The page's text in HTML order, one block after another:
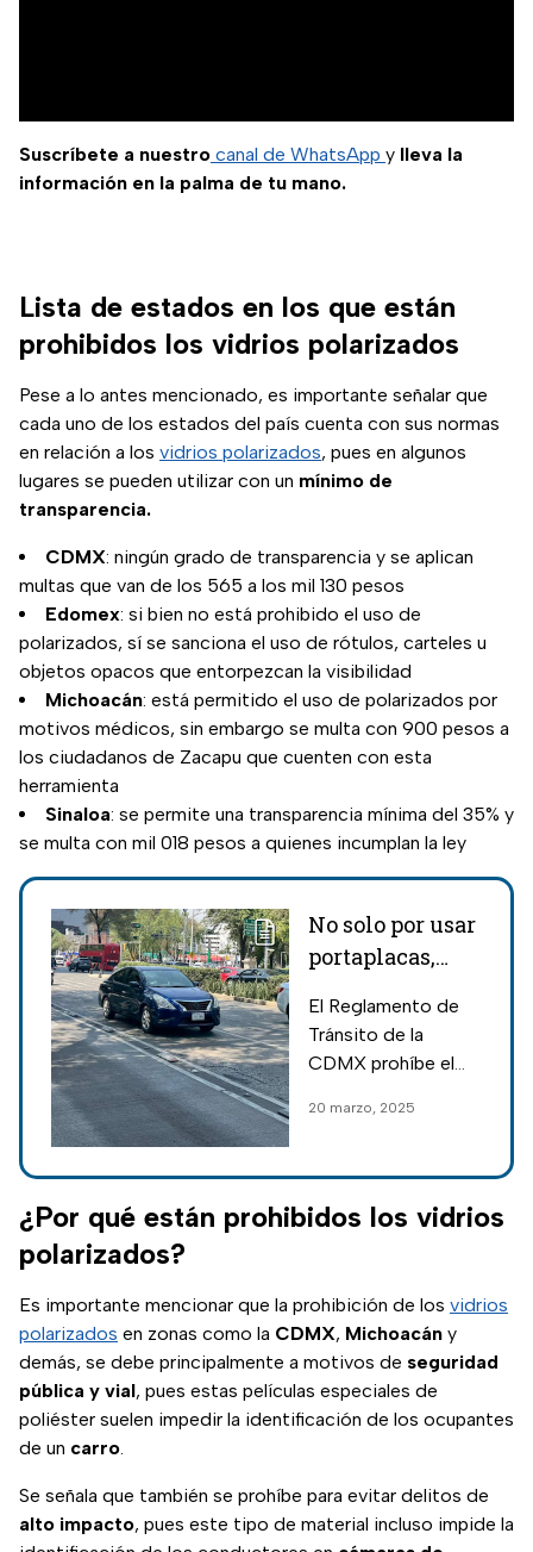
Suscríbete a nuestro canal de WhatsApp y lleva la
información en la palma de tu mano.
Lista de estados en los que están
prohibidos los vidrios polarizados
Pese a lo antes mencionado, es importante señalar que
cada uno de los estados del país cuenta con sus normas
en relación a los vidrios polarizados, pues en algunos
lugares se pueden utilizar con un mínimo de
transparencia.
CDMX: ningún grado de transparencia y se aplican
multas que van de los 565 a los mil 130 pesos
Edomex: si bien no está prohibido el uso de
polarizados, sí se sanciona el uso de rótulos, carteles u
objetos opacos que entorpezcan la visibilidad
Michoacán: está permitido el uso de polarizados por
motivos médicos, sin embargo se multa con 900 pesos a
los ciudadanos de Zacapu que cuenten con esta
herramienta
Sinaloa: se permite una transparencia mínima del 35% y
se multa con mil 018 pesos a quienes incumplan la ley
No solo por usar
portaplacas,
modificaciones
a tu auto que te
multas de miles
El Reglamento de
Tránsito de la
CDMX prohíbe el
y otras
los autos, conoce
de cuánto son las
multas por
20 marzo, 2025
¿Por qué están prohibidos los vidrios
polarizados?
Es importante mencionar que la prohibición de los vidrios
polarizados en zonas como la CDMX, Michoacán y
demás, se debe principalmente a motivos de seguridad
pública y vial, pues estas películas especiales de
poliéster suelen impedir la identificación de los ocupantes
de un carro.
Se señala que también se prohíbe para evitar delitos de
alto impacto, pues este tipo de material incluso impide la